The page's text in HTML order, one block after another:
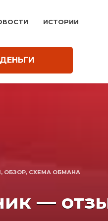
ИСТОРИИ
ОБЗОР, СХЕМА ОБМАНА
—